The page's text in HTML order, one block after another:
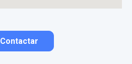
Contactar